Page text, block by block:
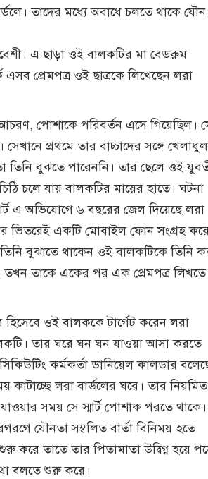
তাদের মধ্যে অবাধে চলতে থাকে যৌন
এ ছাড়া ওই বালকটির মা বেডরুম
এসব প্রেমপত্র ওই ছাত্রকে লিখেছেন লরা
পোশাকে পরিবর্তন এসে গিয়েছিল।
প্রথমে তার বাচ্চাদের সঙ্গে
তিনি বুঝতে পারেননি। তার ছেলে ওই
চলে যায় বালকটির মায়ের হাতে। ঘটনা
এ অভিযোগে ৬ বছরের জেল দিয়েছে লরা
ভিতরেই একটি মোবাইল ফোন সংগ্রহ
বুঝাতে থাকেন ওই বালকটিকে তিনি
তখন তাকে একের পর এক প্রেমপত্র লিখতে
হিসেবে ওই বালককে টার্গেট করেন লরা
তার ঘরে ঘন ঘন যাওয়া আসা করতে
কর্মকর্তা ডানিয়েল কালডার
লরা বার্ডলের ঘরে। তার নিয়মিত
সময় সে স্মার্ট পোশাক পরতে থাকে।
যৌনতা সম্বলিত বার্তা বিনিময় হতে
করে তাতে তার পিতামাতা উদ্বিগ্ন হয়ে
বলতে শুরু করে।